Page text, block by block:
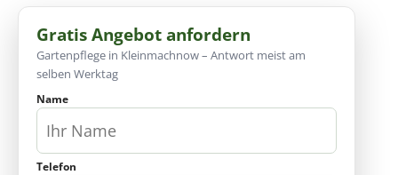
Gratis Angebot anfordern
Gartenpflege in Kleinmachnow – Antwort meist am
selben Werktag
Name
Telefon